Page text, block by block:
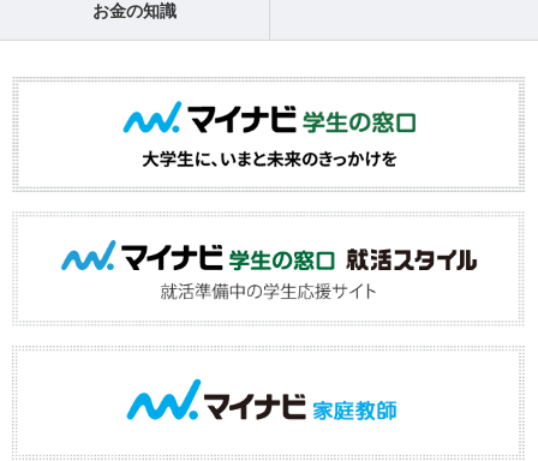
お金の知識